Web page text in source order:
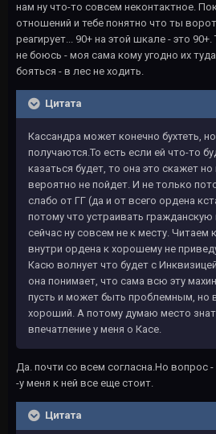
нам ну что-то совсем неконтактное.
отношений и тебе понятно что ты
реагирует... 90+ на этой шкале - это
не боюсь - моя сама кому угодно их
бояться - в лес не ходить.
Цитата
Кассандра может конечно бухтеть,
получаются.То есть если ей что-то
казаться будет, то она это скажет
вероятно не пойдет. И не только
слабо от ГГ (да и от всего ордена
потому что устраивать гражданскую
сейчас ну совсем не к месту. Читаем
внутри ордена к хорошему не
Касю волнует что будет с
она понимает, что сама всю эту
пусть и может быть проблемным, но
хороший. А потому думаю место
впечатление у меня о Касе.
Да. почти со всем согласна.Но вопрос
-у меня к ней все еще стоит.
Цитата